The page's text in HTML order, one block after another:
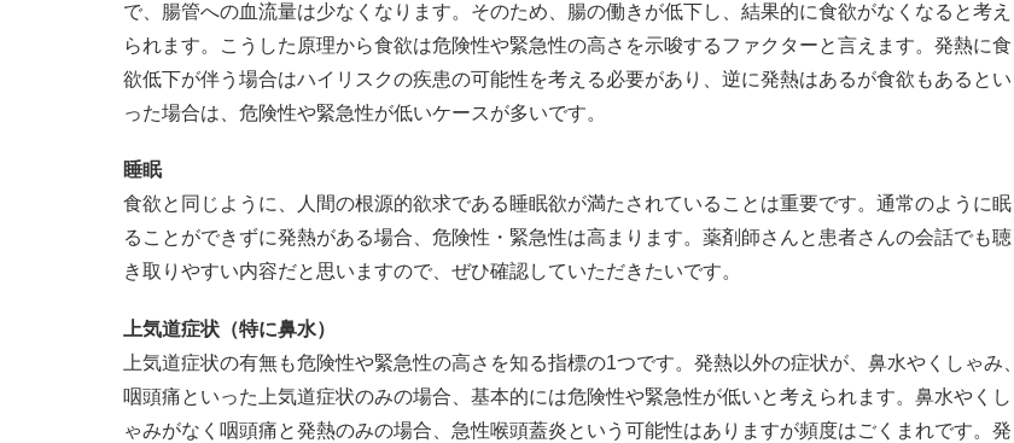
で、腸管への血流量は少なくなります。そのため、腸の働きが低下し、結果的に食欲がなくなると考え
られます。こうした原理から食欲は危険性や緊急性の高さを示唆するファクターと言えます。発熱に食
欲低下が伴う場合はハイリスクの疾患の可能性を考える必要があり、逆に発熱はあるが食欲もあるとい
った場合は、危険性や緊急性が低いケースが多いです。
睡眠
食欲と同じように、人間の根源的欲求である睡眠欲が満たされていることは重要です。通常のように眠
ることができずに発熱がある場合、危険性・緊急性は高まります。薬剤師さんと患者さんの会話でも聴
き取りやすい内容だと思いますので、ぜひ確認していただきたいです。
上気道症状（特に鼻水）
上気道症状の有無も危険性や緊急性の高さを知る指標の1つです。発熱以外の症状が、鼻水やくしゃみ、
咽頭痛といった上気道症状のみの場合、基本的には危険性や緊急性が低いと考えられます。鼻水やくし
ゃみがなく咽頭痛と発熱のみの場合、急性喉頭蓋炎という可能性はありますが頻度はごくまれです。発